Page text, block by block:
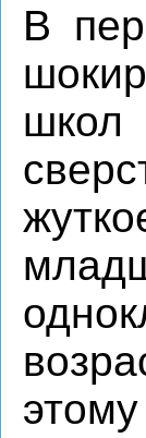
В
школ